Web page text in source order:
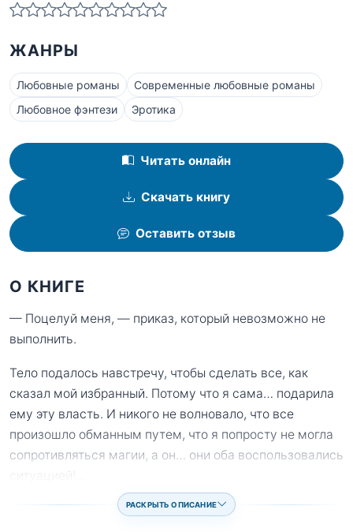
ЖАНРЫ
Любовные романы
Современные любовные романы
Любовное фэнтези
Эротика
Читать онлайн
Скачать книгу
Оставить отзыв
О КНИГЕ
— Поцелуй меня, — приказ, который невозможно не
выполнить.
Тело подалось навстречу, чтобы сделать все, как
сказал мой избранный. Потому что я сама… подарила
ему эту власть. И никого не волновало, что все
произошло обманным путем, что я попросту не могла
сопротивляться магии, а он… они оба воспользовались
РАСКРЫТЬ ОПИСАНИЕ